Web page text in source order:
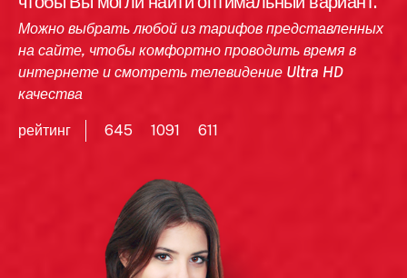
Можно выбрать любой из тарифов представленных
на сайте, чтобы комфортно проводить время в
интернете и смотреть телевидение Ultra HD
качества
рейтинг 645 1091 611